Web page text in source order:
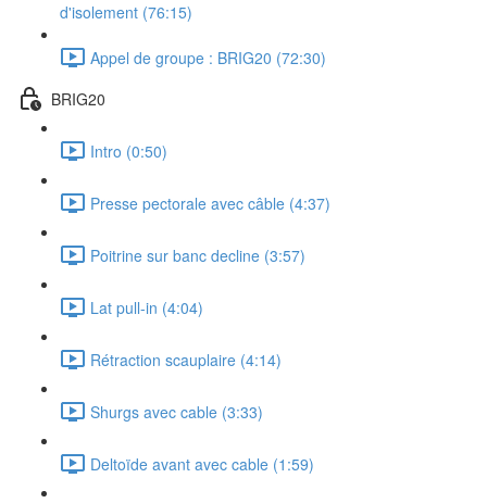
d'isolement (76:15)
Appel de groupe : BRIG20 (72:30)
BRIG20
Intro (0:50)
Presse pectorale avec câble (4:37)
Poitrine sur banc decline (3:57)
Lat pull-in (4:04)
Rétraction scauplaire (4:14)
Shurgs avec cable (3:33)
Deltoïde avant avec cable (1:59)